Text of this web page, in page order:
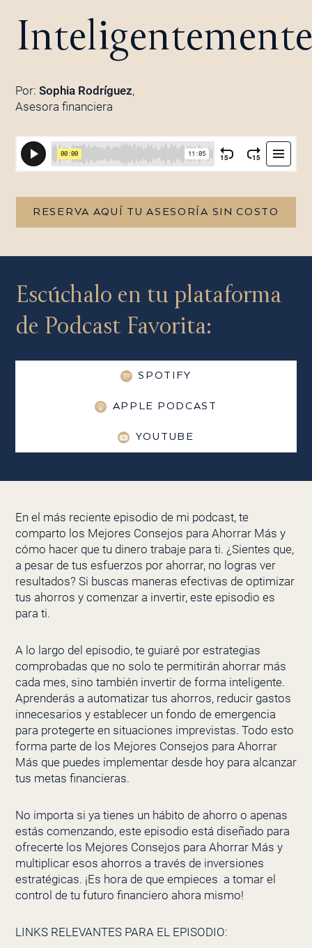
Inteligentemente
Por: Sophia Rodríguez,
Asesora financiera
RESERVA AQUÍ TU ASESORÍA SIN COSTO
Escúchalo en tu plataforma
de Podcast Favorita:
SPOTIFY
APPLE PODCAST
YOUTUBE
En el más reciente episodio de mi podcast, te
comparto los Mejores Consejos para Ahorrar Más y
cómo hacer que tu dinero trabaje para ti. ¿Sientes que,
a pesar de tus esfuerzos por ahorrar, no logras ver
resultados? Si buscas maneras efectivas de optimizar
tus ahorros y comenzar a invertir, este episodio es
para ti.
A lo largo del episodio, te guiaré por estrategias
comprobadas que no solo te permitirán ahorrar más
cada mes, sino también invertir de forma inteligente.
Aprenderás a automatizar tus ahorros, reducir gastos
innecesarios y establecer un fondo de emergencia
para protegerte en situaciones imprevistas. Todo esto
forma parte de los Mejores Consejos para Ahorrar
Más que puedes implementar desde hoy para alcanzar
tus metas financieras.
No importa si ya tienes un hábito de ahorro o apenas
estás comenzando, este episodio está diseñado para
ofrecerte los Mejores Consejos para Ahorrar Más y
multiplicar esos ahorros a través de inversiones
estratégicas. ¡Es hora de que empieces a tomar el
control de tu futuro financiero ahora mismo!
LINKS RELEVANTES PARA EL EPISODIO: